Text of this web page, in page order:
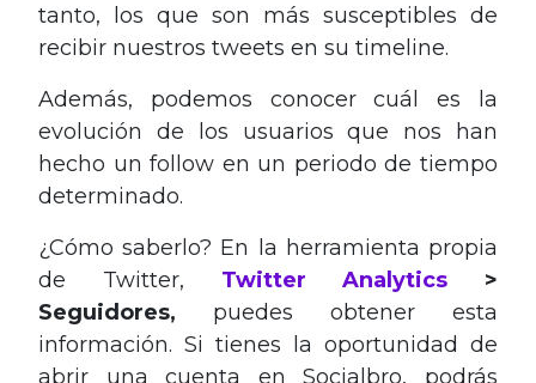
tanto, los que son más susceptibles de
recibir nuestros tweets en su timeline.
Además, podemos conocer cuál es la
evolución de los usuarios que nos han
hecho un follow en un periodo de tiempo
determinado.
¿Cómo saberlo? En la herramienta propia
de Twitter, Twitter Analytics >
Seguidores, puedes obtener esta
información. Si tienes la oportunidad de
abrir una cuenta en Socialbro, podrás